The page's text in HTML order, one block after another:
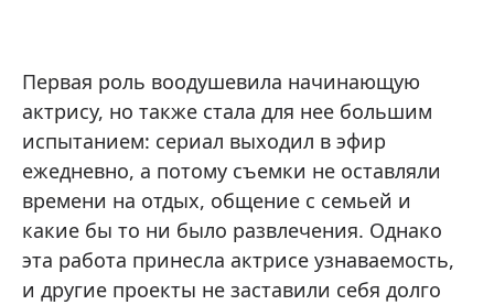
Первая роль воодушевила начинающую
актрису, но также стала для нее большим
испытанием: сериал выходил в эфир
ежедневно, а потому съемки не оставляли
времени на отдых, общение с семьей и
какие бы то ни было развлечения. Однако
эта работа принесла актрисе узнаваемость,
и другие проекты не заставили себя долго